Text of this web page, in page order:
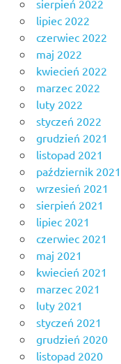
sierpień 2022
lipiec 2022
czerwiec 2022
maj 2022
kwiecień 2022
marzec 2022
luty 2022
styczeń 2022
grudzień 2021
listopad 2021
październik 2021
wrzesień 2021
sierpień 2021
lipiec 2021
czerwiec 2021
maj 2021
kwiecień 2021
marzec 2021
luty 2021
styczeń 2021
grudzień 2020
listopad 2020